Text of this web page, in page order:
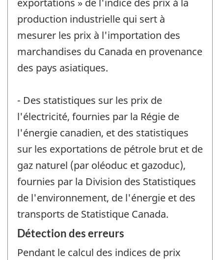
production industrielle qui sert à
mesurer les prix à l'importation des
marchandises du Canada en provenance
des pays asiatiques.
- Des statistiques sur les prix de
l'électricité, fournies par la Régie de
l'énergie canadien, et des statistiques
sur les exportations de pétrole brut et de
gaz naturel (par oléoduc et gazoduc),
fournies par la Division des Statistiques
de l'environnement, de l'énergie et des
transports de Statistique Canada.
Détection des erreurs
Pendant le calcul des indices de prix